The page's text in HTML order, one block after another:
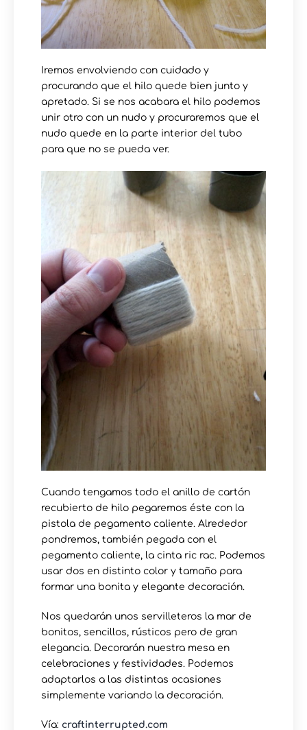
Iremos envolviendo con cuidado y
procurando que el hilo quede bien junto y
apretado. Si se nos acabara el hilo podemos
unir otro con un nudo y procuraremos que el
nudo quede en la parte interior del tubo
para que no se pueda ver.
Cuando tengamos todo el anillo de cartón
recubierto de hilo pegaremos éste con la
pistola de pegamento caliente. Alrededor
pondremos, también pegada con el
pegamento caliente, la cinta ric rac. Podemos
usar dos en distinto color y tamaño para
formar una bonita y elegante decoración.
Nos quedarán unos servilleteros la mar de
bonitos, sencillos, rústicos pero de gran
elegancia. Decorarán nuestra mesa en
celebraciones y festividades. Podemos
adaptarlos a las distintas ocasiones
simplemente variando la decoración.
Vía: craftinterrupted.com